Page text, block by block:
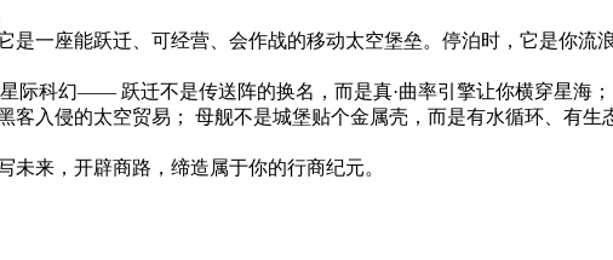
一座能跃迁、可经营、会作战的移动太空堡垒。停泊时，它是你流
际科幻—— 跃迁不是传送阵的换名，而是真·曲率引擎让你横穿星海
客入侵的太空贸易； 母舰不是城堡贴个金属壳，而是有水循环、有
来，开辟商路，缔造属于你的行商纪元。